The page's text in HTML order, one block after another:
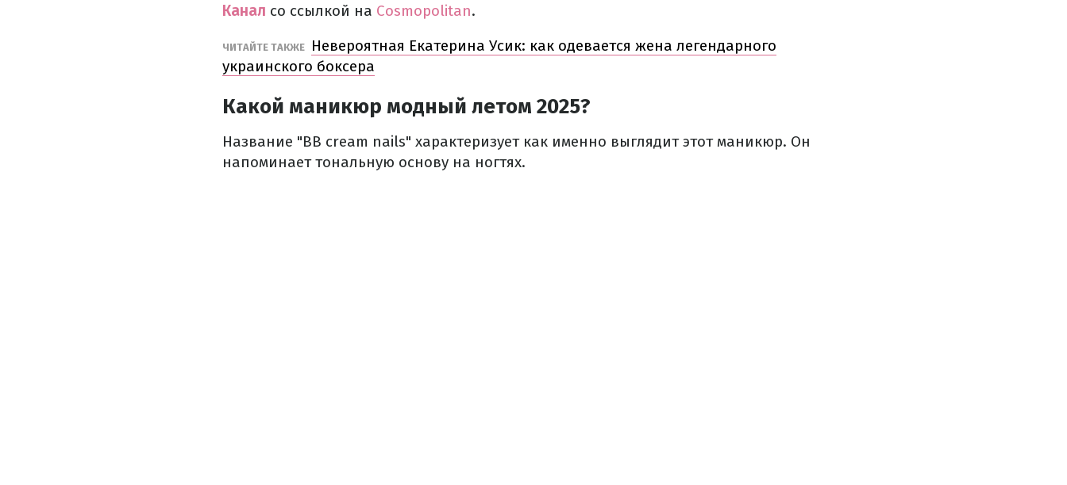
Канал со ссылкой на Cosmopolitan.
ЧИТАЙТЕ ТАКЖЕ
Невероятная Екатерина Усик: как одевается жена легендарного
украинского боксера
Какой маникюр модный летом 2025?
Название "BB cream nails" характеризует как именно выглядит этот маникюр. Он
напоминает тональную основу на ногтях.